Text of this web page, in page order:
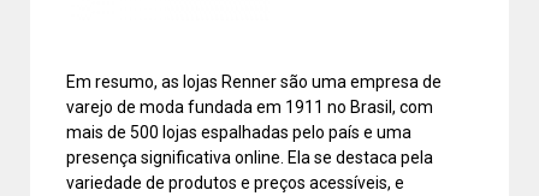
Em resumo, as lojas Renner são uma empresa de
varejo de moda fundada em 1911 no Brasil, com
mais de 500 lojas espalhadas pelo país e uma
presença significativa online. Ela se destaca pela
variedade de produtos e preços acessíveis, e